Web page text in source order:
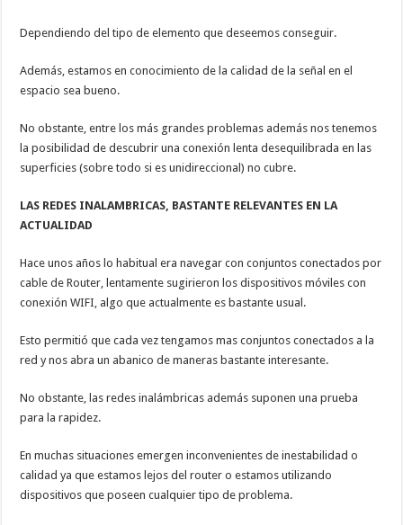
Dependiendo del tipo de elemento que deseemos conseguir.
Además, estamos en conocimiento de la calidad de la señal en el
espacio sea bueno.
No obstante, entre los más grandes problemas además nos tenemos
la posibilidad de descubrir una conexión lenta desequilibrada en las
superficies (sobre todo si es unidireccional) no cubre.
LAS REDES INALAMBRICAS, BASTANTE RELEVANTES EN LA
ACTUALIDAD
Hace unos años lo habitual era navegar con conjuntos conectados por
cable de Router, lentamente sugirieron los dispositivos móviles con
conexión WIFI, algo que actualmente es bastante usual.
Esto permitió que cada vez tengamos mas conjuntos conectados a la
red y nos abra un abanico de maneras bastante interesante.
No obstante, las redes inalámbricas además suponen una prueba
para la rapidez.
En muchas situaciones emergen inconvenientes de inestabilidad o
calidad ya que estamos lejos del router o estamos utilizando
dispositivos que poseen cualquier tipo de problema.